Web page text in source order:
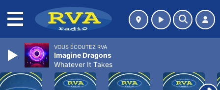
VOUS ÉCOUTEZ RVA
Imagine Dragons
Whatever It Takes